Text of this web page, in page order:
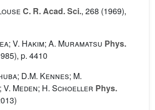
C. R. Acad. Sci., 268 (1969),
V. Hakim; A. Muramatsu Phys.
p. 4410
D.M. Kennes; M.
Meden; H. Schoeller Phys.